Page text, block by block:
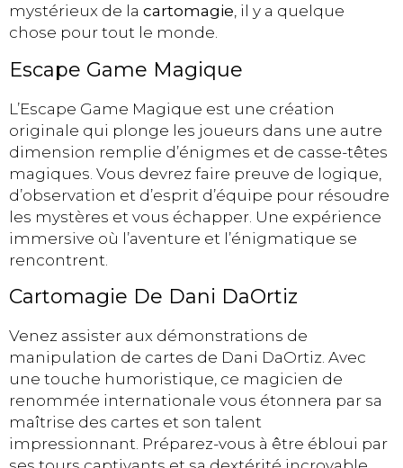
mystérieux de la cartomagie, il y a quelque
chose pour tout le monde.
Escape Game Magique
L’Escape Game Magique est une création
originale qui plonge les joueurs dans une autre
dimension remplie d’énigmes et de casse-têtes
magiques. Vous devrez faire preuve de logique,
d’observation et d’esprit d’équipe pour résoudre
les mystères et vous échapper. Une expérience
immersive où l’aventure et l’énigmatique se
rencontrent.
Cartomagie De Dani DaOrtiz
Venez assister aux démonstrations de
manipulation de cartes de Dani DaOrtiz. Avec
une touche humoristique, ce magicien de
renommée internationale vous étonnera par sa
maîtrise des cartes et son talent
impressionnant. Préparez-vous à être ébloui par